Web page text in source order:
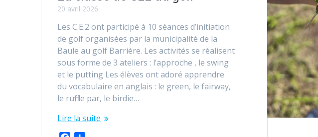
20 avril 2026
Les C.E.2 ont participé à 10 séances d’initiation
de golf organisées par la municipalité de la
Baule au golf Barrière. Les activités se réalisent
sous forme de 3 ateliers : l’approche , le swing
et le putting Les élèves ont adoré apprendre
du vocabulaire en anglais : le green, le fairway,
le ruff, le par, le birdie…
Lire la suite